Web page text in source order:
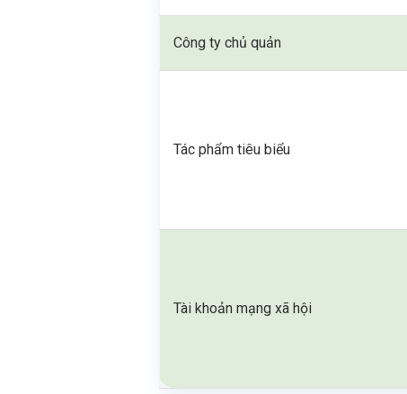
Công ty chủ quản
Tác phẩm tiêu biểu
Tài khoản mạng xã hội